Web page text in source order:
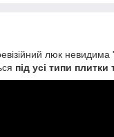
люк невидима
під усі типи плитки